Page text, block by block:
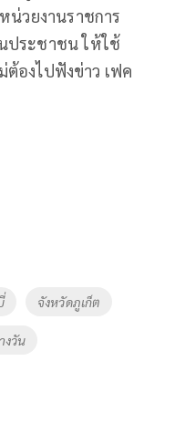
น่วยงานราชการ
ประชาชน ให้ใช้
องไปฟังข่าว เฟค
จังหวัดภูเก็ต
งวัน